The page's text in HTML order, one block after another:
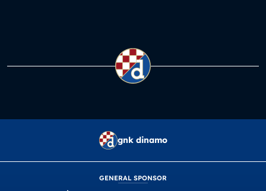
gnk dinamo
GENERAL SPONSOR